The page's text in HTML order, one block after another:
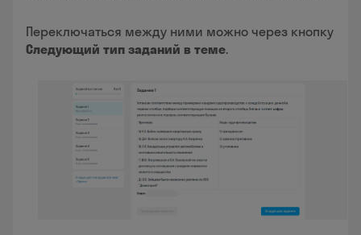
Переключаться между ними можно через кнопку
Следующий тип заданий в теме.